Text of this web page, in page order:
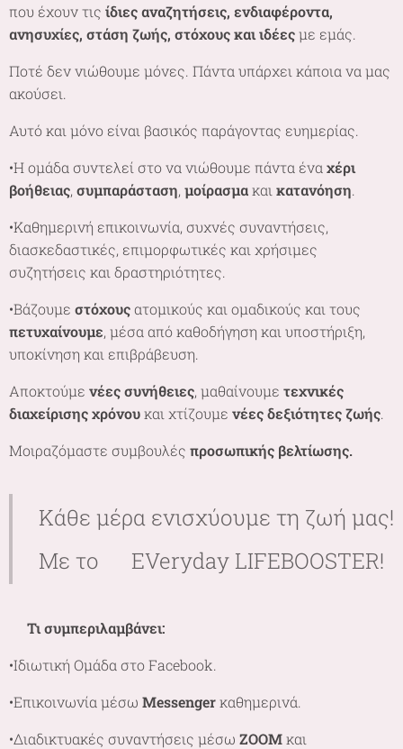
που έχουν τις ίδιες αναζητήσεις, ενδιαφέροντα,
ανησυχίες, στάση ζωής, στόχους και ιδέεςμε εμάς.
Ποτέ δεν νιώθουμε μόνες. Πάντα υπάρχει κάποια να μας
ακούσει.
Αυτό και μόνο είναι βασικός παράγοντας ευημερίας.
•Η ομάδα συντελεί στο να νιώθουμε πάντα ένα χέρι
βοήθειας, συμπαράσταση, μοίρασμακαι κατανόηση.
•Καθημερινή επικοινωνία, συχνές συναντήσεις,
διασκεδαστικές, επιμορφωτικές και χρήσιμες
συζητήσεις και δραστηριότητες.
•Βάζουμε στόχουςατομικούς και ομαδικούς και τους
πετυχαίνουμε, μέσα από καθοδήγηση και υποστήριξη,
υποκίνηση και επιβράβευση.
Αποκτούμε νέες συνήθειες, μαθαίνουμε τεχνικές
διαχείρισης χρόνουκαι χτίζουμε νέες δεξιότητες ζωής.
Μοιραζόμαστε συμβουλές προσωπικής βελτίωσης.
Κάθε μέρα ενισχύουμε τη ζωή μας!
Με το 🌷EVeryday LIFEBOOSTER!
Τι συμπεριλαμβάνει:
•Ιδιωτική Ομάδα στο Facebook.
•Επικοινωνία μέσω Messengerκαθημερινά.
•Διαδικτυακές συναντήσεις μέσω ZOOMκαι